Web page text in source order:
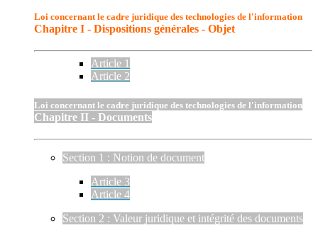
Loi concernant le cadre juridique des technologies de l'information
Chapitre I - Dispositions générales - Objet
Article 1
Article 2
Loi concernant le cadre juridique des technologies de l'information
Chapitre II - Documents
Section 1 : Notion de document
Article 3
Article 4
Section 2 : Valeur juridique et intégrité des documents